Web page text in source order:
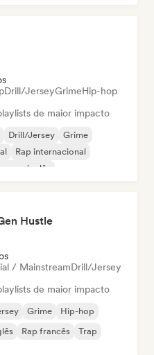
Drill/JerseyGrimeHip-hop
de maior impacto
Drill/Jersey
Grime
Rap internacional
em inglês
Hustle
/ MainstreamDrill/Jersey
de maior impacto
Grime
Hip-hop
Rap francês Trap